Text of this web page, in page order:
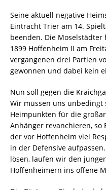
Seine aktuell negative
Eintracht Trier am 14.
beenden. Die
1899 Hoffenheim II am
vergangenen drei Partien
gewonnen und dabei kein
Nun soll gegen die
Wir müssen uns
Heimpunkten für die
Anhänger revanchieren,
der vor Hoffenheim viel
in der Defensive
lösen, laufen wir den
Hoffenheimern ins offene